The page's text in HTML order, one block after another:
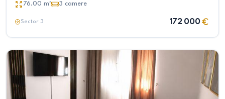
76.00 m² 3 camere
Sector 3 172 000